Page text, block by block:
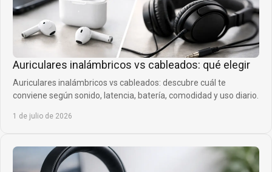
Auriculares inalámbricos vs cableados: qué elegir
Auriculares inalámbricos vs cableados: descubre cuál te
conviene según sonido, latencia, batería, comodidad y uso diario.
1 de julio de 2026